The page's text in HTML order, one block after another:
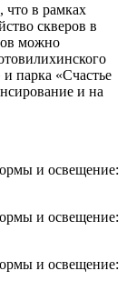
что в рамках
скверов в
можно
парка «Счастье
и на